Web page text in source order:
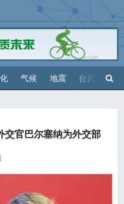
气候 地震 台风 天气
搜索
交官巴尔塞纳为外交部